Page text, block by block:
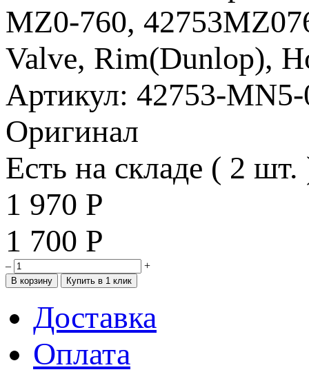
Артикул: 42753-
Оригинал
Есть на складе ( 2 шт.
1 970 Р
1 700 Р
– +
Доставка
Оплата